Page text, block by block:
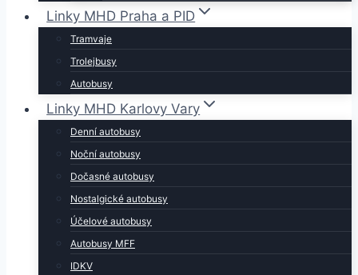
Linky MHD Praha a PID
Tramvaje
Trolejbusy
Autobusy
Linky MHD Karlovy Vary
Denní autobusy
Noční autobusy
Dočasné autobusy
Nostalgické autobusy
Účelové autobusy
Autobusy MFF
IDKV